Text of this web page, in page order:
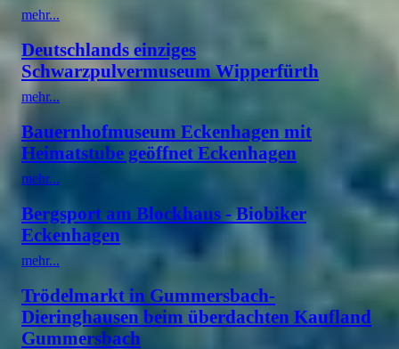
mehr...
Deutschlands einziges
Schwarzpulvermuseum Wipperfürth
mehr...
Bauernhofmuseum Eckenhagen mit
Heimatstube geöffnet Eckenhagen
mehr...
Bergsport am Blockhaus - Biobiker
Eckenhagen
mehr...
Trödelmarkt in Gummersbach-
Dieringhausen beim überdachten Kaufland
Gummersbach